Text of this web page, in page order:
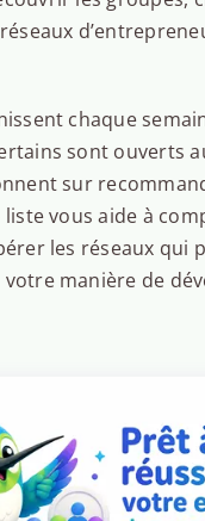
chaque
sont ouverts
sur
vous aide à
les réseaux qui
manière de